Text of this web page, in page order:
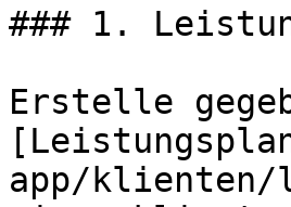
### 1.
Erstelle
app/klienten/